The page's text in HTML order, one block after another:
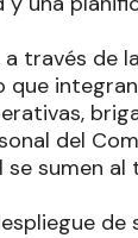
través de
que
del
se sumen al
de